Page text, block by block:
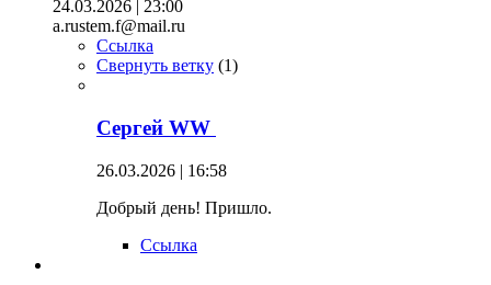
24.03.2026 | 23:00
a.rustem.f@mail.ru
Ссылка
Свернуть ветку (1)
Сергей WW
26.03.2026 | 16:58
Добрый день! Пришло.
Ссылка